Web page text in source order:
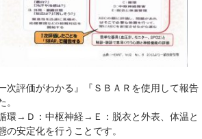
評価がわかる』『ＳＢＡＲを使用して報告
→Ｄ：中枢神経→Ｅ：脱衣と外表、体温と
安定化を行うことです。